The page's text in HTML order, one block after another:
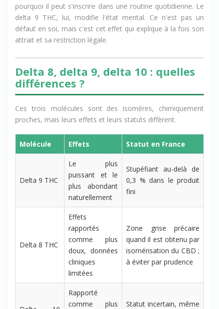
concentré, capable de travailler ou de conduire. C'est
pourquoi il peut s'inscrire dans une routine quotidienne. Le
delta 9 THC, lui, modifie l'état mental. Ce n'est pas un
défaut en soi, mais c'est cet effet qui explique à la fois son
Delta 8, delta 9, delta 10 : quelles
différences ?
Ces trois molécules sont des isomères, chimiquement
Molécule Effets Statut en France
Le plus
puissant et le
plus abondant
naturellement
Stupéfiant au-delà de
0,3 % dans le produit
Effets
rapportés
comme plus
doux, données
cliniques
limitées
Zone grise précaire
quand il est obtenu par
isomérisation du CBD ;
Rapporté